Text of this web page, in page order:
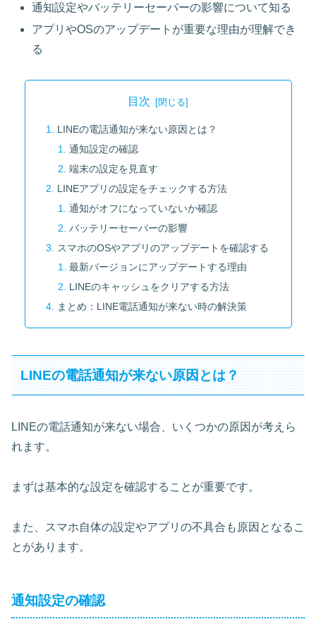
通知設定やバッテリーセーバーの影響について知る
アプリやOSのアップデートが重要な理由が理解でき
る
目次
LINEの電話通知が来ない原因とは？
通知設定の確認
端末の設定を見直す
LINEアプリの設定をチェックする方法
通知がオフになっていないか確認
バッテリーセーバーの影響
スマホのOSやアプリのアップデートを確認する
最新バージョンにアップデートする理由
LINEのキャッシュをクリアする方法
まとめ：LINE電話通知が来ない時の解決策
LINEの電話通知が来ない原因とは？
LINEの電話通知が来ない場合、いくつかの原因が考えら
れます。
まずは基本的な設定を確認することが重要です。
また、スマホ自体の設定やアプリの不具合も原因となるこ
とがあります。
通知設定の確認